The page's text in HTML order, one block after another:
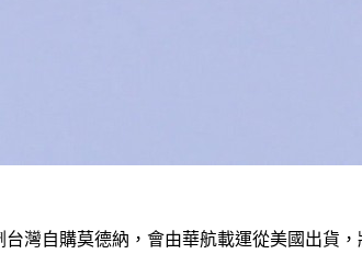
灣自購莫德納，會由華航載運從美國出貨